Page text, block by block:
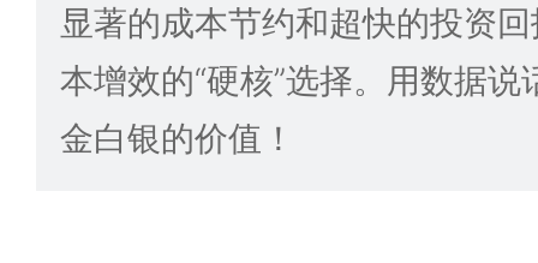
显著的成本节约和超快的投资
本增效的“硬核”选择。用数据
金白银的价值！